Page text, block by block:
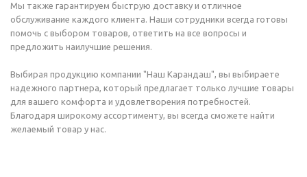
Мы также гарантируем быструю доставку и отличное
обслуживание каждого клиента. Наши сотрудники всегда готовы
помочь с выбором товаров, ответить на все вопросы и
предложить наилучшие решения.
Выбирая продукцию компании "Наш Карандаш", вы выбираете
надежного партнера, который предлагает только лучшие товары
для вашего комфорта и удовлетворения потребностей.
Благодаря широкому ассортименту, вы всегда сможете найти
желаемый товар у нас.